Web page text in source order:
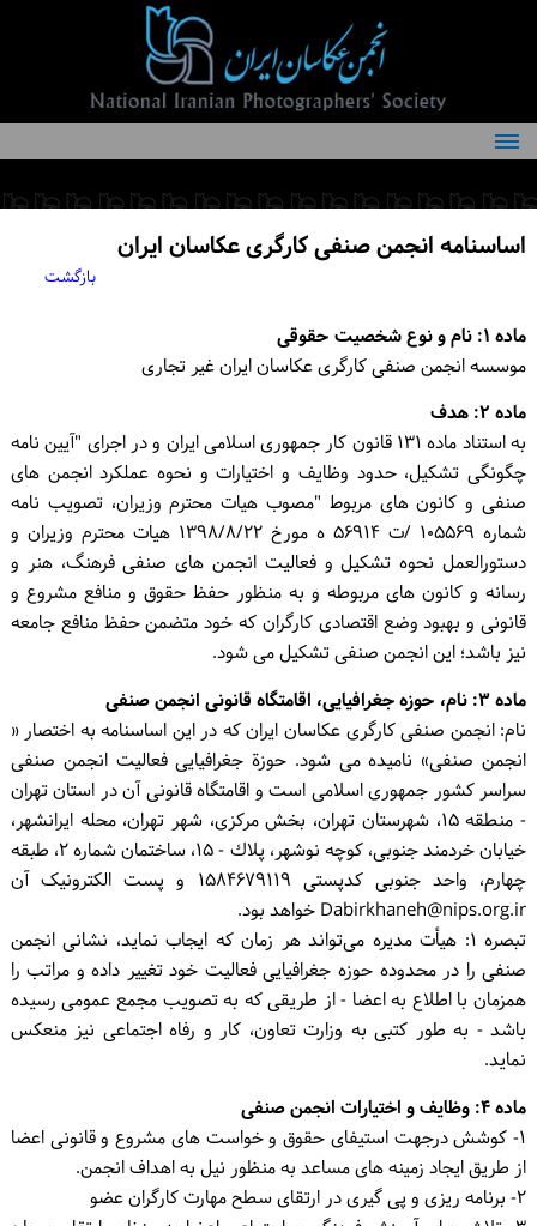
درباره انجمن
کمیته‌های انجمن
اعضاء انجمن
اخبار
فعالیت‌های انجمن
تماس با ما
ورود / ثبت‌نام
خرید کتاب
اساسنامه انجمن صنفی کارگری عکاسان ایران
بازگشت
ماده ۱: نام و نوع شخصیت حقوقی
موسسه انجمن صنفی کارگری عکاسان ایران غیر تجاری
ماده ۲: هدف
به استناد ماده ۱۳۱ قانون کار جمهوری اسلامی ایران و در اجرای "آیین نامه
چگونگی تشکیل، حدود وظایف و اختیارات و نحوه عملکرد انجمن های
صنفی و کانون های مربوط "مصوب هیات محترم وزیران، تصویب نامه
شماره ۱۰۵۵۶۹ /ت ۵۶۹۱۴ ه مورخ ۱۳۹۸/۸/۲۲ هیات محترم وزیران و
دستورالعمل نحوه تشکیل و فعالیت انجمن های صنفی فرهنگ، هنر و
رسانه و کانون های مربوطه و به منظور حفظ حقوق و منافع مشروع و
قانونی و بهبود وضع اقتصادی کارگران که خود متضمن حفظ منافع جامعه
نیز باشد؛ این انجمن صنفی تشکیل می شود.
ماده ۳: نام، حوزه جغرافیایی، اقامتگاه قانونی انجمن صنفی
نام: انجمن صنفی کارگری عکاسان ایران که در این اساسنامه به اختصار «
انجمن صنفی» نامیده می شود. حوزة جغرافیایی فعالیت انجمن صنفی
سراسر کشور جمهوری اسلامی است و اقامتگاه قانونی آن در استان تهران
- منطقه ۱۵، شهرستان تهران، بخش مرکزی، شهر تهران، محله ایرانشهر،
خیابان خردمند جنوبی، کوچه نوشهر، پلاك - ۱۵، ساختمان شماره ۲، طبقه
چهارم، واحد جنوبی کدپستی ۱۵۸۴۶۷۹۱۱۹ و پست الکترونیک آن
Dabirkhaneh@nips.org.ir خواهد بود.
تبصره ۱: هیأت مدیره می‌تواند هر زمان که ایجاب نماید، نشانی انجمن
صنفی را در محدوده حوزه جغرافیایی فعالیت خود تغییر داده و مراتب را
همزمان با اطلاع به اعضا - از طریقی که به تصویب مجمع عمومی رسیده
باشد - به طور کتبی به وزارت تعاون، کار و رفاه اجتماعی نیز منعکس
نماید.
ماده ۴: وظایف و اختیارات انجمن صنفی
۱- کوشش درجهت استیفای حقوق و خواست های مشروع و قانونی اعضا
از طریق ایجاد زمینه های مساعد به منظور نیل به اهداف انجمن.
۲- برنامه ریزی و پی گیری در ارتقای سطح مهارت کارگران عضو